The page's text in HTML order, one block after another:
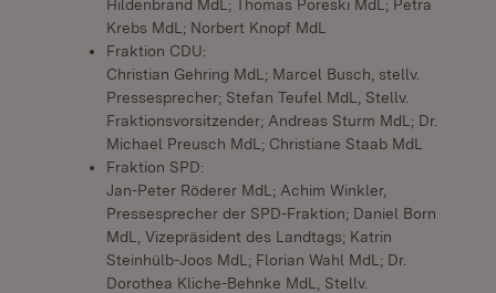
Hildenbrand MdL; Thomas Poreski MdL; Petra
Krebs MdL; Norbert Knopf MdL
Fraktion CDU:
Christian Gehring MdL; Marcel Busch, stellv.
Pressesprecher; Stefan Teufel MdL, Stellv.
Fraktionsvorsitzender; Andreas Sturm MdL; Dr.
Michael Preusch MdL; Christiane Staab MdL
Fraktion SPD:
Jan-Peter Röderer MdL; Achim Winkler,
Pressesprecher der SPD-Fraktion; Daniel Born
MdL, Vizepräsident des Landtags; Katrin
Steinhülb-Joos MdL; Florian Wahl MdL; Dr.
Dorothea Kliche-Behnke MdL, Stellv.